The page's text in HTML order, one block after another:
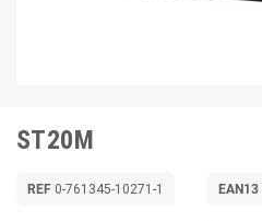
ST20M
REF 0-761345-10271-1 EAN13